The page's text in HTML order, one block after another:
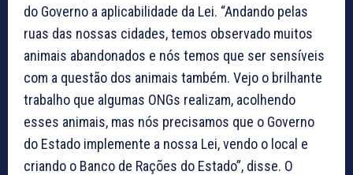
do Governo a aplicabilidade da Lei. “Andando pelas
ruas das nossas cidades, temos observado muitos
animais abandonados e nós temos que ser sensíveis
com a questão dos animais também. Vejo o brilhante
trabalho que algumas ONGs realizam, acolhendo
esses animais, mas nós precisamos que o Governo
do Estado implemente a nossa Lei, vendo o local e
criando o Banco de Rações do Estado”, disse. O